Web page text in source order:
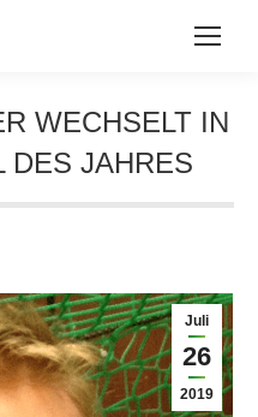
WECHSELT IN
DES JAHRES
Juli
26
2019